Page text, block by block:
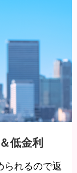
ンス
をお伺いします。
ーンご融資利率に年
合計1,000万円が上限
み保険に加入すること
低金利
られるので返